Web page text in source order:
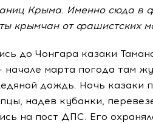
Крыма. Именно сюда в
крымчан от фашистских
до Чонгара казаки
марта погода там
дождь. Ночь казаки
надев кубанки,
на пост ДПС. Его